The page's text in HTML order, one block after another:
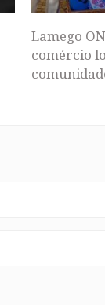
Lamego
comércio